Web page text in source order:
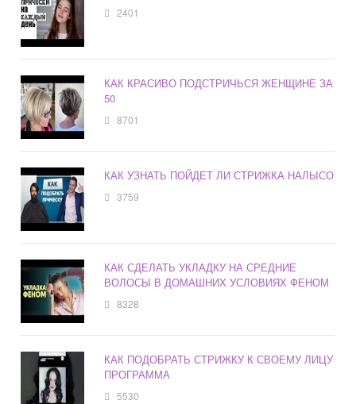
2401
КАК КРАСИВО ПОДСТРИЧЬСЯ ЖЕНЩИНЕ ЗА
50
8701
КАК УЗНАТЬ ПОЙДЕТ ЛИ СТРИЖКА НАЛЫСО
3759
КАК СДЕЛАТЬ УКЛАДКУ НА СРЕДНИЕ
ВОЛОСЫ В ДОМАШНИХ УСЛОВИЯХ ФЕНОМ
8328
КАК ПОДОБРАТЬ СТРИЖКУ К СВОЕМУ ЛИЦУ
ПРОГРАММА
5530